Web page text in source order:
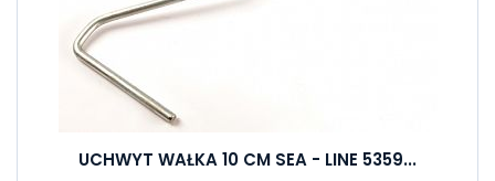
UCHWYT WAŁKA 10 CM SEA - LINE 5359...